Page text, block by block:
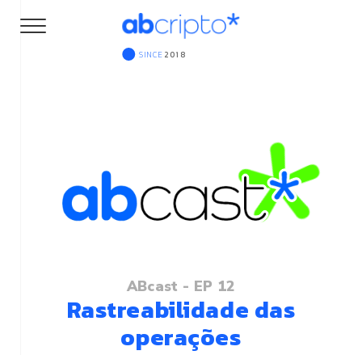
SINCE 2018
ABcast - EP 12
Rastreabilidade das
operações